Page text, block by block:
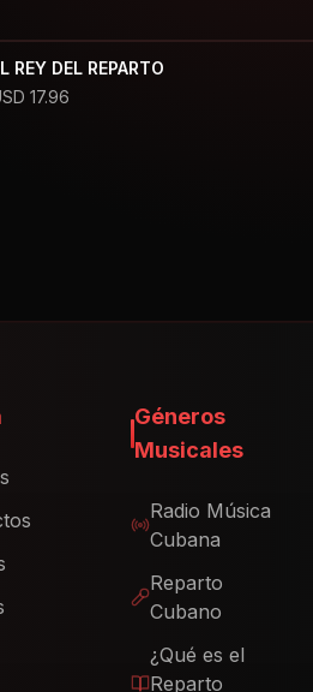
REY DEL REPARTO
17.96
Géneros
Musicales
Radio Música
Cubana
Reparto
Cubano
¿Qué es el
Reparto